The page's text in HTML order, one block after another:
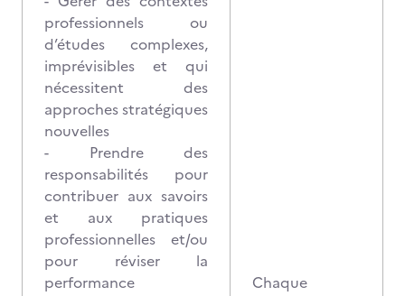
professionnels ou
d’études complexes,
imprévisibles et qui
nécessitent des
approches stratégiques
nouvelles
- Prendre des
responsabilités pour
contribuer aux savoirs
et aux pratiques
professionnelles et/ou
pour réviser la
performance
Chaque